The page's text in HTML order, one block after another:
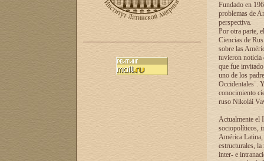
Fundado en
problemas de
perspectiva.
Por otra parte,
Ciencias de
sobre las
tuvieron noticia
que fue
uno de los
Occidentales¨.
conocimiento
ruso Nikolái
Actualmente el
sociopolíticos,
América Latina,
estructurales,
inter- e